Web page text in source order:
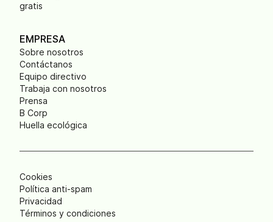
gratis
EMPRESA
Sobre nosotros
Contáctanos
Equipo directivo
Trabaja con nosotros
Prensa
B Corp
Huella ecológica
Cookies
Política anti-spam
Privacidad
Términos y condiciones